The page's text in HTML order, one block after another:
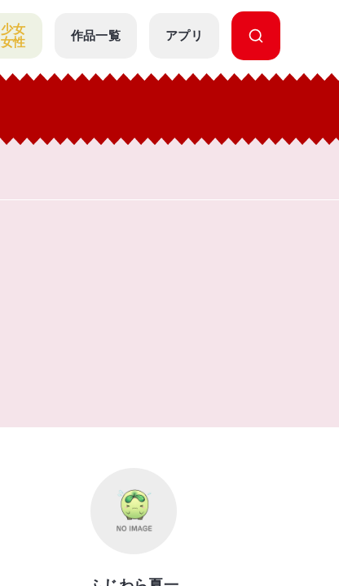
少女
女性
作品一覧 アプリ